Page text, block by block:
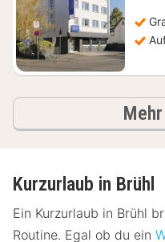
Kurzurlaub in Brühl
Ein Kurzurlaub in Brühl
Routine. Egal ob du ein